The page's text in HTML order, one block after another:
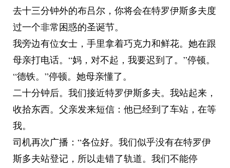
去十三分钟外的布吕尔，你将会在特罗伊斯多夫度
过一个非常困惑的圣诞节。
我旁边有位女士，手里拿着巧克力和鲜花。她在跟
母亲打电话。“妈，对不起，我要迟到了。”停顿。
“德铁。”停顿。她母亲懂了。
二十分钟后。我们接近特罗伊斯多夫。我站起来，
收拾东西。父亲发来短信：他已经到了车站，在等
我。
司机再次广播：“各位好。我们似乎没有在特罗伊
斯多夫站登记，所以走错了轨道。我们不能停